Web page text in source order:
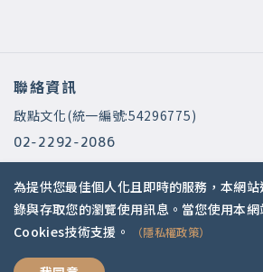
聯絡資訊
啟點文化(統一編號:54296775)
02-2292-2086
service@koob.com.tw
服務時間
週一至週五 10:00-18:00
國定假日公休
為提供您最佳個人化且即時的服務，本網
錄與存取您的瀏覽使用訊息。當您使用本
Cookies技術支援。
（隱私權政策）